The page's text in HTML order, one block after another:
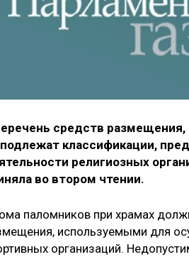
средств размещения,
классификации,
религиозных
во втором чтении.
паломников при храмах
используемыми для
организаций.